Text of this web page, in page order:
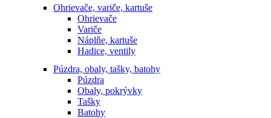
Ohrievače, variče, kartuše
Ohrievače
Variče
Náplňe, kartuše
Hadice, ventily
Púzdra, obaly, tašky, batohy
Púzdra
Obaly, pokrývky
Tašky
Batohy